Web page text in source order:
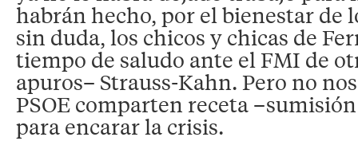
habrán hecho, por el bienestar de
sin duda, los chicos y chicas de
tiempo de saludo ante el FMI de
apuros– Strauss-Kahn. Pero no
PSOE comparten receta
para encarar la crisis.